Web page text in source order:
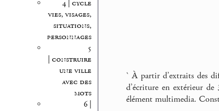
4 | cycle
vies, visages,
situations,
personnages
5
| construire
une ville
avec des
mots
6 |
` À partir d’extraits des
d’écriture en extérieur
élément multimedia.